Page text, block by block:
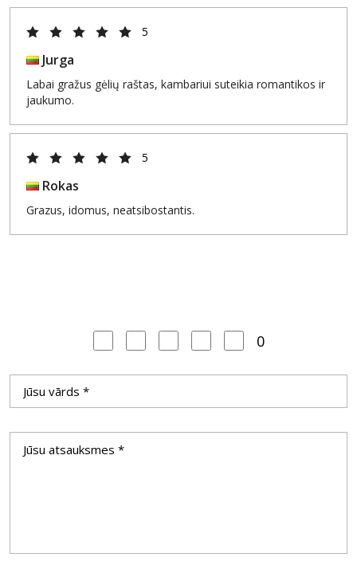
5
Jurga
Labai gražus gėlių raštas, kambariui suteikia romantikos ir
jaukumo.
5
Rokas
Grazus, idomus, neatsibostantis.
0